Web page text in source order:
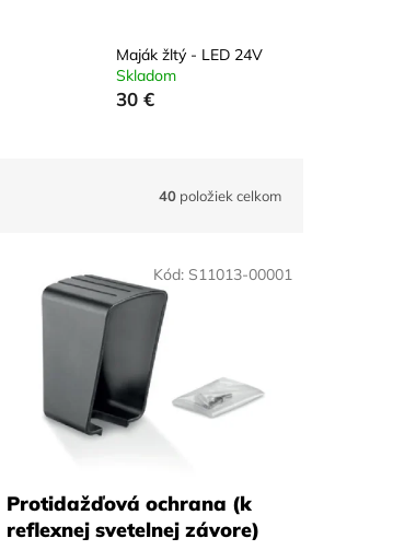
Maják žltý - LED 24V
Skladom
30 €
40 položiek celkom
Protidažďová ochrana (k
reflexnej svetelnej závore)
Kód: S11013-00001